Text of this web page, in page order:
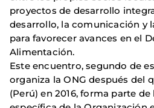
proyectos de desarrollo
desarrollo, la comunicación y
para favorecer avances en el
Alimentación.
Este encuentro, segundo de
organiza la ONG después del
(Perú) en 2016, forma parte